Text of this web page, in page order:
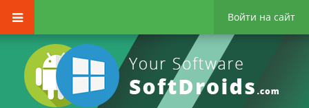
Войти на сайт